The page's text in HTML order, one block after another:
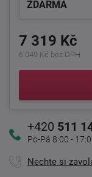
ZDARMA
7 319 Kč
6 049 Kč bez DPH
+420 511
Po-Pá 8:00 -
Nechte si